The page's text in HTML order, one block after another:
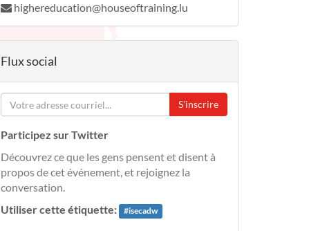
highereducation@houseoftraining.lu
Flux social
S'inscrire
Participez sur Twitter
Découvrez ce que les gens pensent et disent à
propos de cet événement, et rejoignez la
conversation.
Utiliser cette étiquette:
#isecadw